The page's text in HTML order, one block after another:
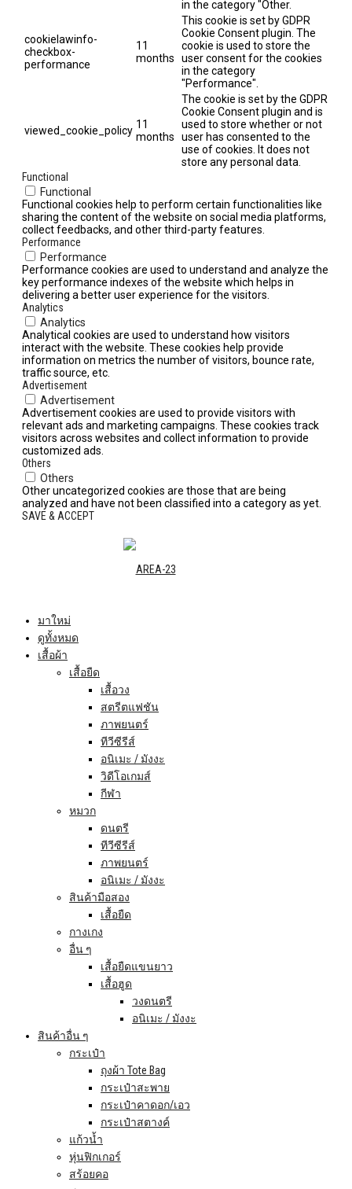
in the category "Other.
cookielawinfo-
checkbox-
performance
11
months
This cookie is set by GDPR
Cookie Consent plugin. The
cookie is used to store the
user consent for the cookies
in the category
"Performance".
viewed_cookie_policy 11
months
The cookie is set by the GDPR
Cookie Consent plugin and is
used to store whether or not
user has consented to the
use of cookies. It does not
store any personal data.
Functional
Functional
Functional cookies help to perform certain functionalities like
sharing the content of the website on social media platforms,
collect feedbacks, and other third-party features.
Performance
Performance
Performance cookies are used to understand and analyze the
key performance indexes of the website which helps in
delivering a better user experience for the visitors.
Analytics
Analytics
Analytical cookies are used to understand how visitors
interact with the website. These cookies help provide
information on metrics the number of visitors, bounce rate,
traffic source, etc.
Advertisement
Advertisement
Advertisement cookies are used to provide visitors with
relevant ads and marketing campaigns. These cookies track
visitors across websites and collect information to provide
customized ads.
Others
Others
Other uncategorized cookies are those that are being
analyzed and have not been classified into a category as yet.
SAVE & ACCEPT
มาใหม่
ดูทั้งหมด
เสื้อผ้า
เสื้อยืด
เสื้อวง
สตรีตแฟชัน
ภาพยนตร์
ทีวีซีรีส์
อนิเมะ / มังงะ
วิดีโอเกมส์
กีฬา
หมวก
ดนตรี
ทีวีซีรีส์
ภาพยนตร์
อนิเมะ / มังงะ
สินค้ามือสอง
เสื้อยืด
กางเกง
อื่น ๆ
เสื้อยืดแขนยาว
เสื้อฮูด
วงดนตรี
อนิเมะ / มังงะ
สินค้าอื่น ๆ
กระเป๋า
ถุงผ้า Tote Bag
กระเป๋าสะพาย
กระเป๋าคาดอก/เอว
กระเป๋าสตางค์
แก้วน้ำ
หุ่นฟิกเกอร์
สร้อยคอ